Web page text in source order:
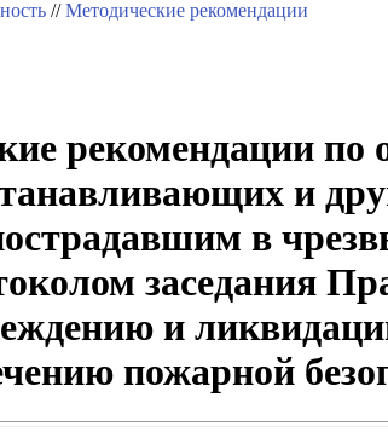
//Методические рекомендации
рекомендации
и
в
заседания
и
пожарной